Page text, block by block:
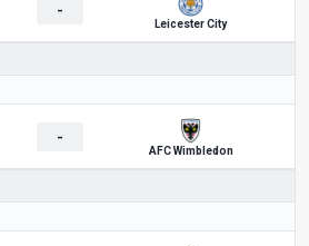
-
Leicester City
-
AFC Wimbledon